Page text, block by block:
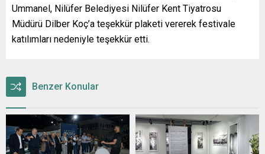
Ummanel, Nilüfer Belediyesi Nilüfer Kent Tiyatrosu
Müdürü Dilber Koç’a teşekkür plaketi vererek festivale
katılımları nedeniyle teşekkür etti.
Benzer Konular